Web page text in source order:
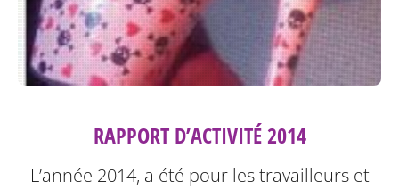
RAPPORT D’ACTIVITÉ 2014
L’année 2014, a été pour les travailleurs et